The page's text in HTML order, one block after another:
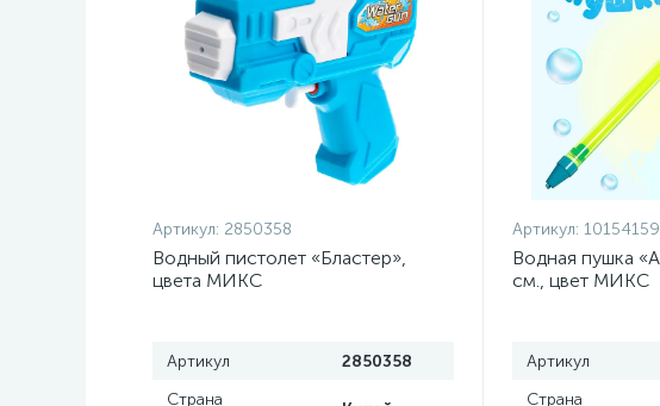
Артикул: 2850358
Водный пистолет «Бластер»,
цвета МИКС
Артикул
2850358
Страна
Артикул: 10154159
Водная пушка
см., цвет МИКС
Артикул
Страна